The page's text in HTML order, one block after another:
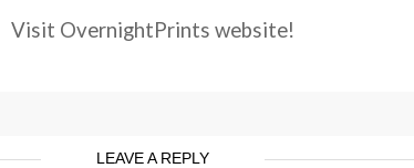
Visit OvernightPrints website!
LEAVE A REPLY